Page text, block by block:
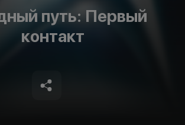
путь: Первый
контакт